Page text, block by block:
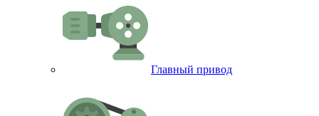
Главный привод